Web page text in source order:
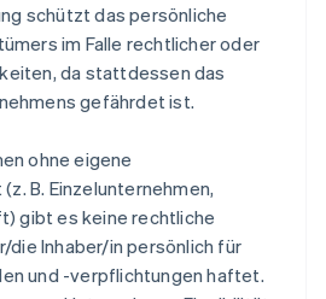
einreichen und das alte
schützt das persönliche
im Falle rechtlicher oder
da stattdessen das
gefährdet ist.
ohne eigene
B. Einzelunternehmen,
gibt es keine rechtliche
die Inhaber/in persönlich für
und -verpflichtungen haftet.